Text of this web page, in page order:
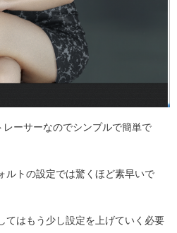
ーサーなのでシンプルで簡単で
ルトの設定では驚くほど素早いで
てはもう少し設定を上げていく必要